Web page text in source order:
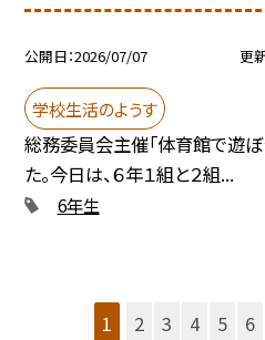
公開日 2026/07/07 更
学校生活のようす
総務委員会主催「体育館で遊ぼ
た。今日は、６年１組と２組...
6年生
1 2 3 4 5 6